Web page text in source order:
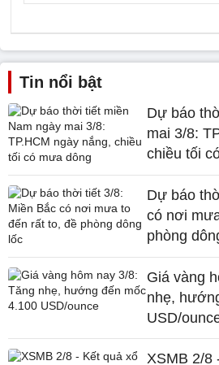
Tin nổi bật
Dự báo
mai 3/8:
chiều tối
Dự báo
có nơi
phòng
Giá vàng
nhẹ,
USD/
XSMB 2/8